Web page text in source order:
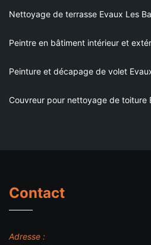
Nettoyage de terrasse Evaux Les
Peintre en bâtiment intérieur et
Peinture et décapage de volet
Couvreur pour nettoyage de toiture
Contact
Adresse :